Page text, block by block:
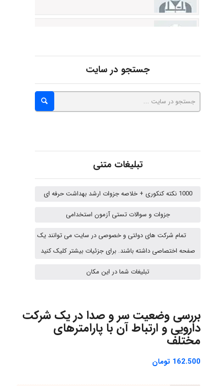
Arshiaaihsra
ABOALFZAL ZAREI
arman.m
Shamim.khojasteh74
ARAMOH12002
جستجو در سایت
تبلیغات متنی
1000 نکته کنکوری + خلاصه جزوات ارشد بهداشت حرفه ای
جزوات و سوالات تستی آزمون استخدامی
تمام شرکت های دولتی و خصوصی در سایت می توانند یک
صفحه اختصاصی داشته باشند. برای جزئیات بیشتر کلیک کنید
تبلیغات شما در این مکان
بررسی وضعیت سر و صدا در یک شرکت
دارویی و ارتباط آن با پارامترهای
مختلف
162.500 تومان